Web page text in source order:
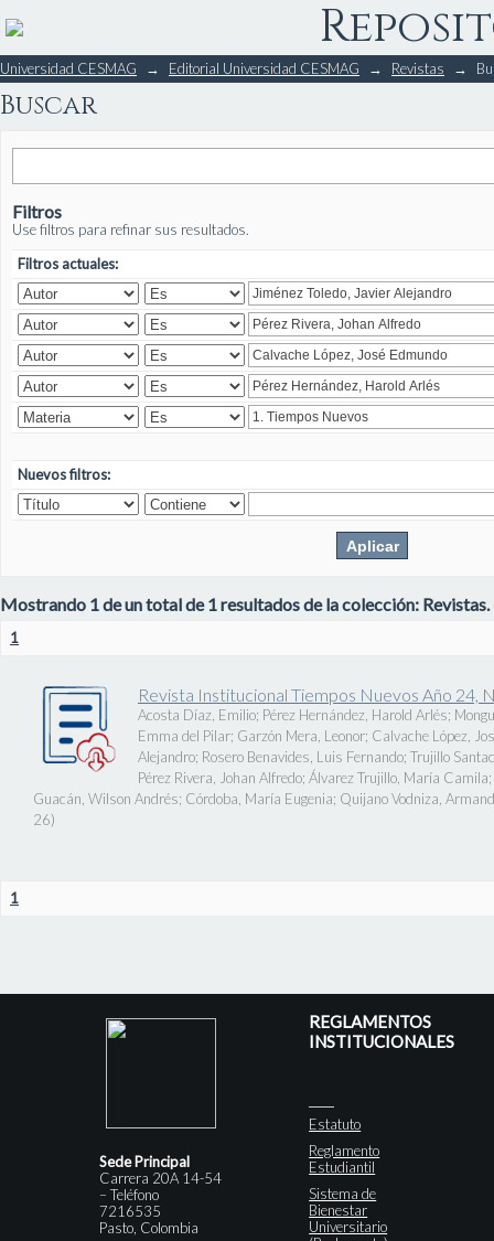
Buscar
Universidad CESMAG → Editorial Universidad CESMAG → Revistas →
Buscar
Filtros
Use filtros para refinar sus resultados.
Filtros actuales:
Nuevos filtros:
Mostrando 1 de un total de 1 resultados de la colección: Revistas.
1
Revista Institucional Tiempos Nuevos Año 24,
Acosta Díaz, Emilio; Pérez Hernández, Harold Arlés;
Emma del Pilar; Garzón Mera, Leonor; Calvache López,
Alejandro; Rosero Benavides, Luis Fernando; Trujillo
Pérez Rivera, Johan Alfredo; Álvarez Trujillo, María Camila;
Guacán, Wilson Andrés; Córdoba, María Eugenia; Quijano Vodniza,
26)
1
Sede Principal
Carrera 20A 14-54
– Teléfono
7216535
Pasto, Colombia
REGLAMENTOS
INSTITUCIONALES
Estatuto
Reglamento
Estudiantil
Sistema de
Bienestar
Universitario